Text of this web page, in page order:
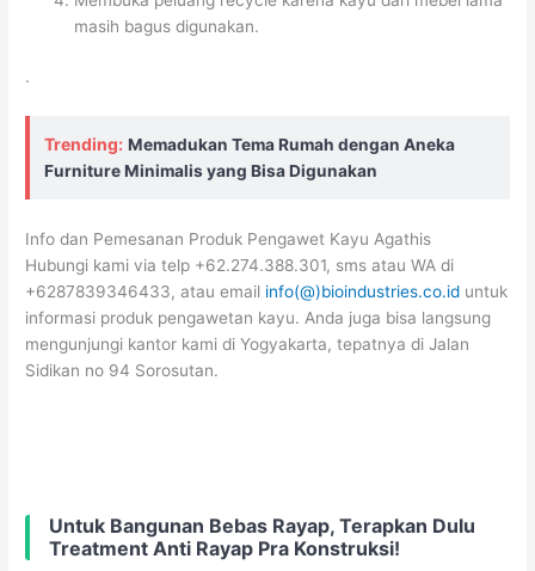
masih bagus digunakan.
.
Trending: Memadukan Tema Rumah dengan Aneka
Furniture Minimalis yang Bisa Digunakan
Info dan Pemesanan Produk Pengawet Kayu Agathis
Hubungi kami via telp +62.274.388.301, sms atau WA di
+6287839346433, atau email info(@)bioindustries.co.id untuk
informasi produk pengawetan kayu. Anda juga bisa langsung
mengunjungi kantor kami di Yogyakarta, tepatnya di Jalan
Sidikan no 94 Sorosutan.
Untuk Bangunan Bebas Rayap, Terapkan Dulu
Treatment Anti Rayap Pra Konstruksi!